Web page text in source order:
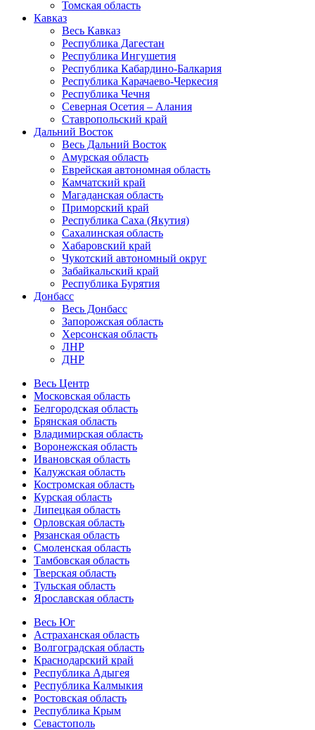
Томская область
Кавказ
Весь Кавказ
Республика Дагестан
Республика Ингушетия
Республика Кабардино-Балкария
Республика Карачаево-Черкесия
Республика Чечня
Северная Осетия – Алания
Ставропольский край
Дальний Восток
Весь Дальний Восток
Амурская область
Еврейская автономная область
Камчатский край
Магаданская область
Приморский край
Республика Саха (Якутия)
Сахалинская область
Хабаровский край
Чукотский автономный округ
Забайкальский край
Республика Бурятия
Донбасс
Весь Донбасс
Запорожская область
Херсонская область
ЛНР
ДНР
Весь Центр
Московская область
Белгородская область
Брянская область
Владимирская область
Воронежская область
Ивановская область
Калужская область
Костромская область
Курская область
Липецкая область
Орловская область
Рязанская область
Смоленская область
Тамбовская область
Тверская область
Тульская область
Ярославская область
Весь Юг
Астраханская область
Волгоградская область
Краснодарский край
Республика Адыгея
Республика Калмыкия
Ростовская область
Республика Крым
Севастополь